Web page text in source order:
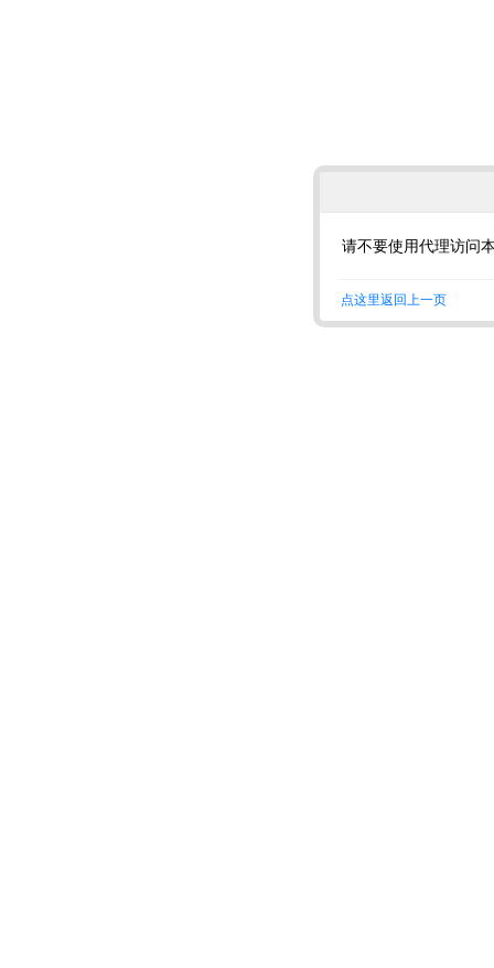
请不要使用代理访问
点这里返回上一页